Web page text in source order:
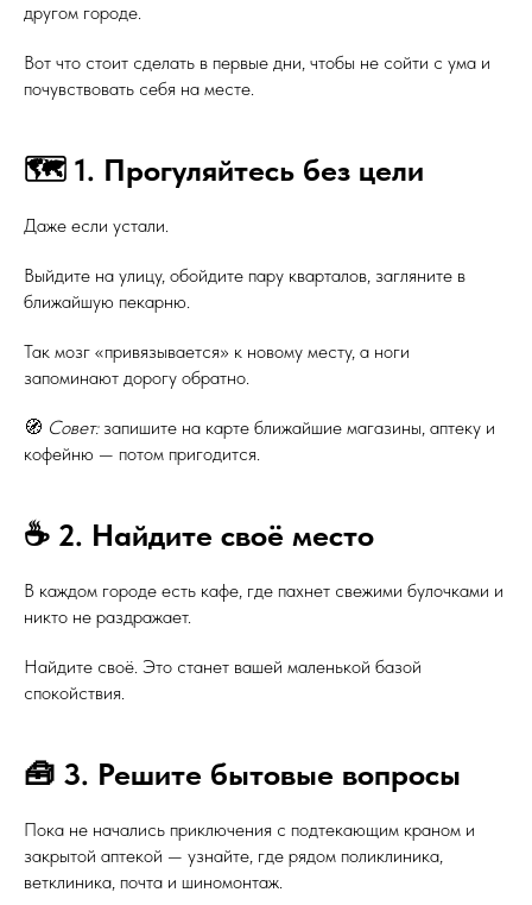
другом городе.
Вот что стоит сделать в первые дни, чтобы не сойти с ума и
почувствовать себя на месте.
🗺️ 1. Прогуляйтесь без цели
Даже если устали.
Выйдите на улицу, обойдите пару кварталов, загляните в
ближайшую пекарню.
Так мозг «привязывается» к новому месту, а ноги
запоминают дорогу обратно.
🧭 Совет:запишите на карте ближайшие магазины, аптеку и
кофейню — потом пригодится.
☕ 2. Найдите своё место
В каждом городе есть кафе, где пахнет свежими булочками и
никто не раздражает.
Найдите своё. Это станет вашей маленькой базой
спокойствия.
🧰 3. Решите бытовые вопросы
Пока не начались приключения с подтекающим краном и
закрытой аптекой — узнайте, где рядом поликлиника,
ветклиника, почта и шиномонтаж.